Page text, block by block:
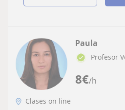
8€/h
Paula
Profesor
Clases on line